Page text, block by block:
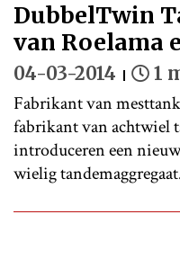
DubbelTwin
van Roelama
04-03-2014 1
Fabrikant van
fabrikant van achtwiel
introduceren een
wielig